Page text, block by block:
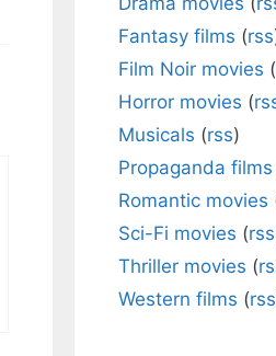
Fantasy films (rss
Film Noir movies (
Horror movies (
Musicals (rss)
Propaganda films
Romantic movies
Sci-Fi movies (rss
Thriller movies (
Western films (rss